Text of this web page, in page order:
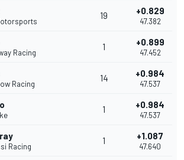
19 +0.829
47.382
Racing
1 +0.899
47.452
Racing
14 +0.984
47.537
1 +0.984
47.537
Racing
1 +1.087
47.640